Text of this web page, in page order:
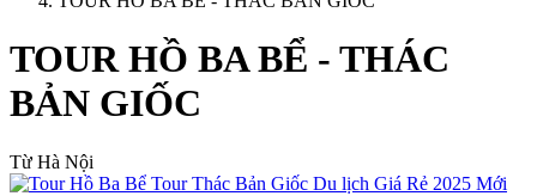
TOUR HỒ BA BỂ - THÁC
BẢN GIỐC
Từ Hà Nội